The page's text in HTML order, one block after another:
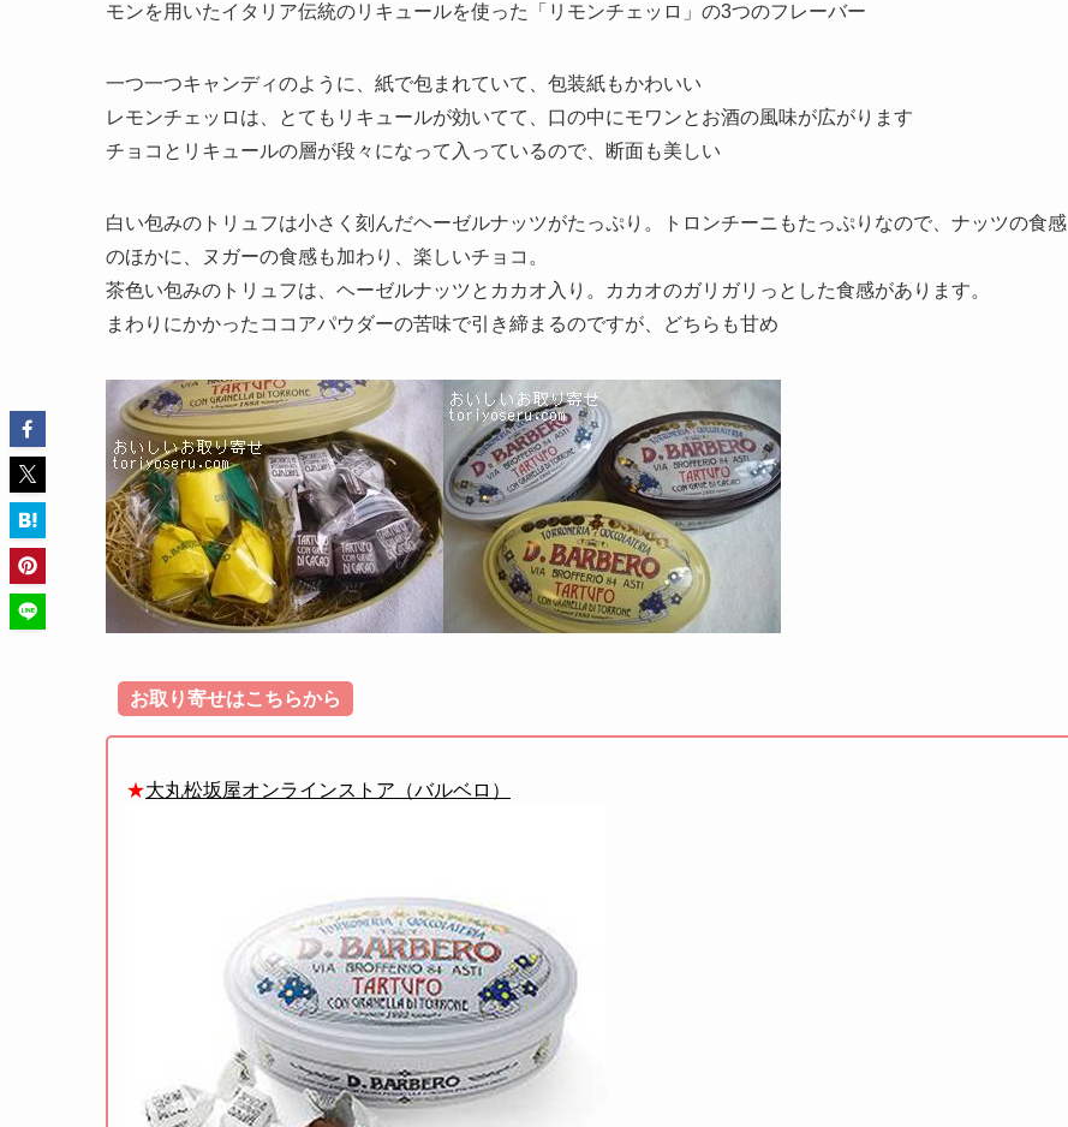
モンを用いたイタリア伝統のリキュールを使った「リモンチェッロ」の3つのフレーバー
一つ一つキャンディのように、紙で包まれていて、包装紙もかわいい
レモンチェッロは、とてもリキュールが効いてて、口の中にモワンとお酒の風味が広がります
チョコとリキュールの層が段々になって入っているので、断面も美しい
白い包みのトリュフは小さく刻んだヘーゼルナッツがたっぷり。トロンチーニもたっぷりなので、ナッツの食感
のほかに、ヌガーの食感も加わり、楽しいチョコ。
茶色い包みのトリュフは、ヘーゼルナッツとカカオ入り。カカオのガリガリっとした食感があります。
まわりにかかったココアパウダーの苦味で引き締まるのですが、どちらも甘め
お取り寄せはこちらから
★大丸松坂屋オンラインストア（バルベロ）